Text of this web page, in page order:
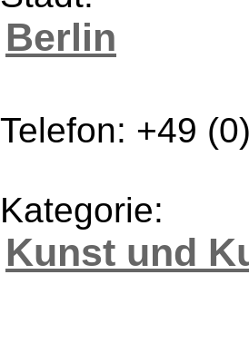
Berlin
Telefon: +49
Kategorie:
Kunst und